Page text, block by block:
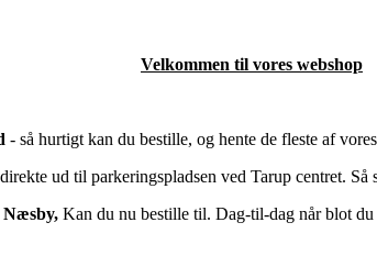
Velkommen til vores webshop
- så hurtigt kan du bestille, og hente de fleste af
direkte ud til parkeringspladsen ved Tarup centret. Så
Næsby, Kan du nu bestille til. Dag-til-dag når blot